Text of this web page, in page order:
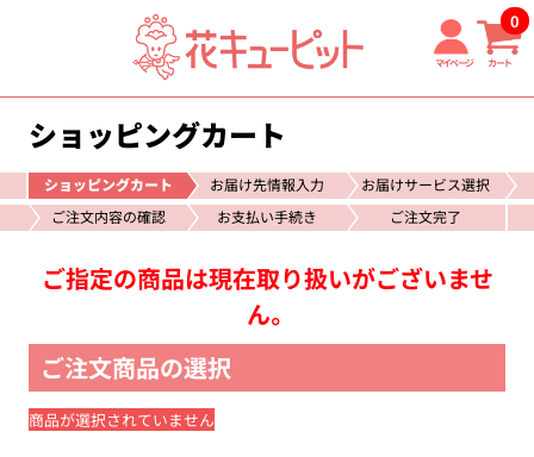
マイページ カート
0
ショッピングカート
ショッピングカート お届け先情報入力
お届けサービス選択
ご注文内容の確認
お支払い手続き ご注文完了
ご指定の商品は現在取り扱いがございませ
ん。
ご注文商品の選択
商品が選択されていません